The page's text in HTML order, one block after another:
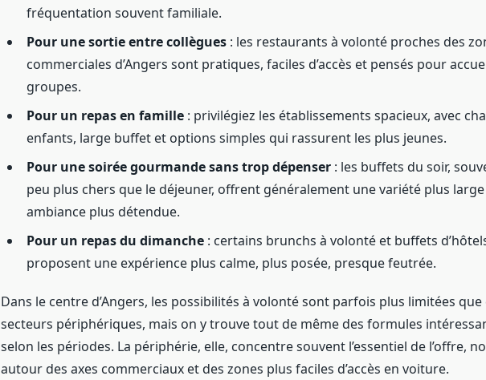
fréquentation souvent familiale.
Pour une sortie entre collègues: les restaurants à volonté proches des
commerciales d’Angers sont pratiques, faciles d’accès et pensés pour
groupes.
Pour un repas en famille: privilégiez les établissements spacieux, avec
enfants, large buffet et options simples qui rassurent les plus jeunes.
Pour une soirée gourmande sans trop dépenser: les buffets du soir,
peu plus chers que le déjeuner, offrent généralement une variété plus
ambiance plus détendue.
Pour un repas du dimanche: certains brunchs à volonté et buffets
proposent une expérience plus calme, plus posée, presque feutrée.
Dans le centre d’Angers, les possibilités à volonté sont parfois plus limitées que
secteurs périphériques, mais on y trouve tout de même des formules
selon les périodes. La périphérie, elle, concentre souvent l’essentiel de l’offre,
autour des axes commerciaux et des zones plus faciles d’accès en voiture.